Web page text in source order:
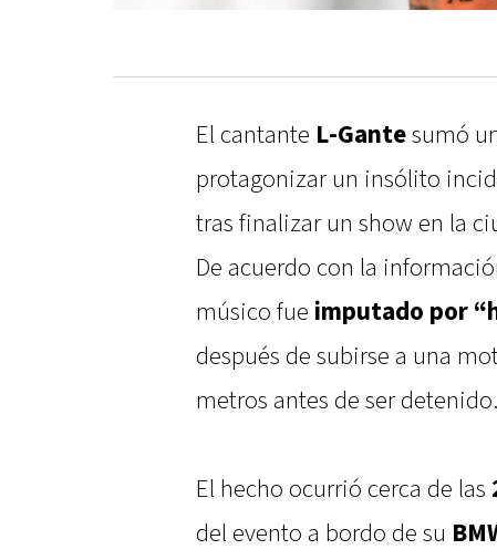
El cantante L-Gantesumó
protagonizar un insólito
tras finalizar un show en la
De acuerdo con la
músico fue imputado por
después de subirse a una
metros antes de ser detenido.
El hecho ocurrió cerca de las
del evento a bordo de su